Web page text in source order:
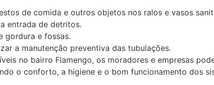
de comida e outros objetos nos ralos e vasos
entrada de detritos.
gordura e fossas.
a manutenção preventiva das tubulações.
no bairro Flamengo, os moradores e empresas
o conforto, a higiene e o bom funcionamento dos